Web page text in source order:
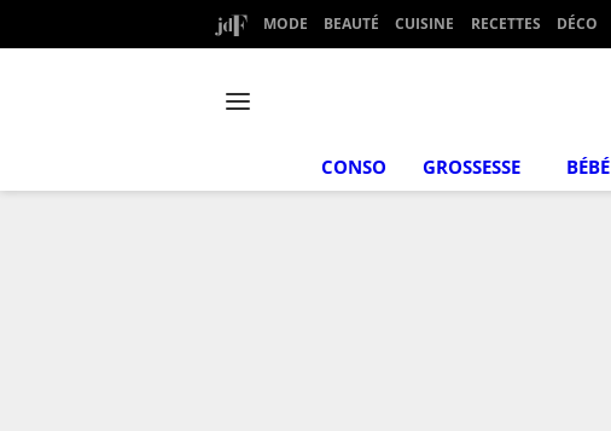
MODE BEAUTÉ CUISINE RECETTES DÉCO
CONSO GROSSESSE BÉBÉ